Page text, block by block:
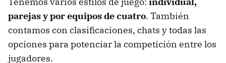
parejas y por equipos de cuatro. También
contamos con clasificaciones, chats y todas las
opciones para potenciar la competición entre los
jugadores.